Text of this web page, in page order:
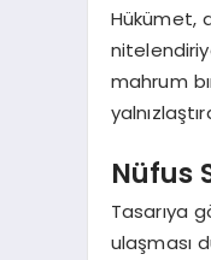
Hükümet,
mahrum
Nüfus
Tasarıya
ulaşması